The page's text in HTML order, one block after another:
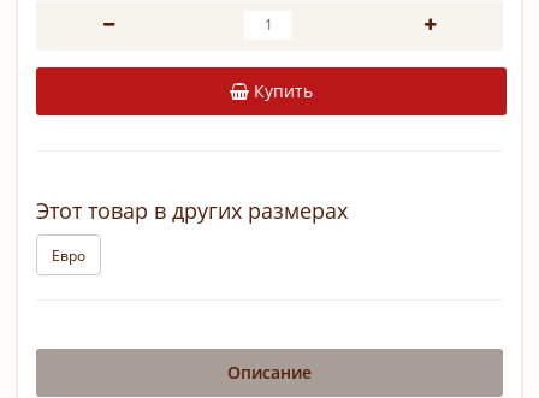
Купить
Этот товар в других размерах
Евро
Описание